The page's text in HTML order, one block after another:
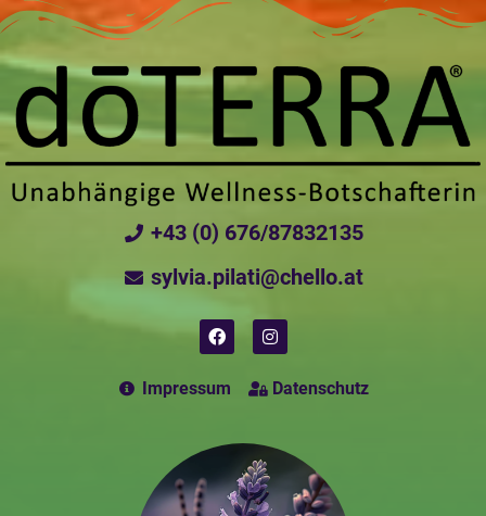
+43 (0) 676/87832135
sylvia.pilati@chello.at
Impressum Datenschutz